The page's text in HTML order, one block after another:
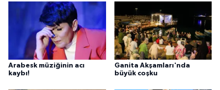
Arabesk müziğinin acı
kaybı!
Ganita Akşamları'nda
büyük coşku